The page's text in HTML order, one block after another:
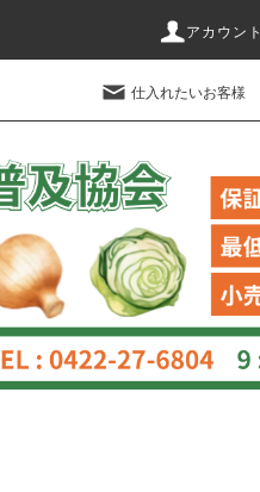
アカウント
仕入れたいお客様